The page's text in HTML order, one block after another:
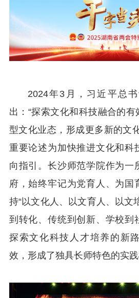
2024年3月，习近平总
出：“探索文化和科技融合的
型文化业态，形成更多新的文
重要论述为加快推进文化和科
向指引。长沙师范学院作为一
府，始终牢记为党育人、为国
持“以文化人、以文育人、以文
到转化、传统到创新、学校到
探索文化科技人才培养的新
效，形成了独具长师特色的实践